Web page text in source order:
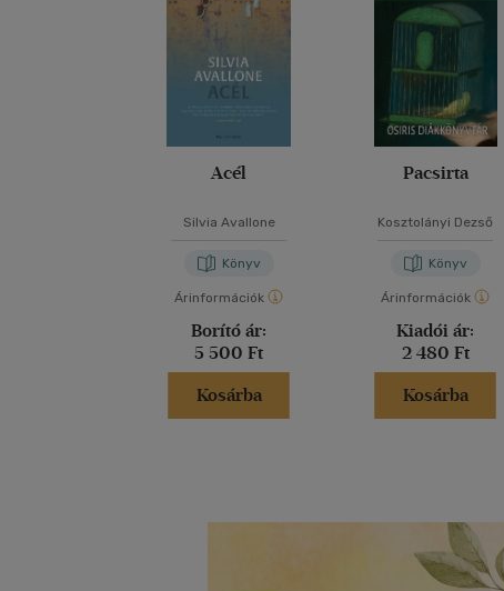
Acél
Silvia Avallone
Könyv
Árinformációk
Borító ár:
5 500 Ft
Kosárba
Pacsirta
Kosztolányi Dezső
Könyv
Árinformációk
Kiadói ár:
2 480 Ft
Kosárba